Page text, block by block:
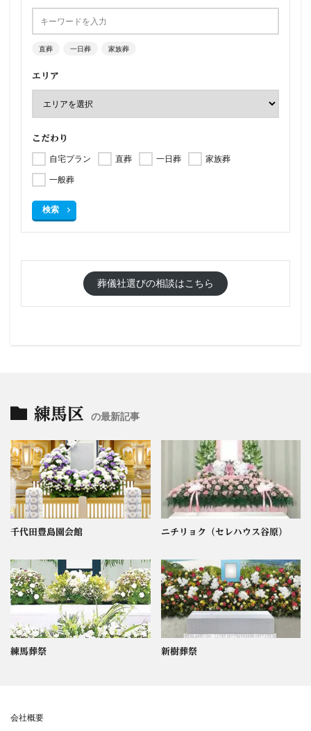
直葬 一日葬 家族葬
エリア
こだわり
自宅プラン 直葬 一日葬
家族葬
一般葬
検索
葬儀社選びの相談はこちら
練馬区 の最新記事
千代田豊島園会館 ニチリョク（セレハウス谷原）
練馬葬祭 新樹葬祭
会社概要